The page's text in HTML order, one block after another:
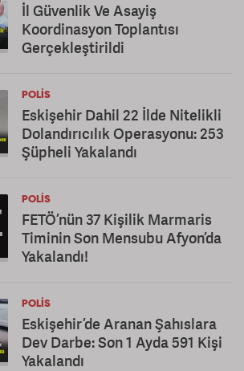
İl Güvenlik Ve Asayiş
Koordinasyon Toplantısı
Gerçekleştirildi
POLIS
Eskişehir Dahil 22 İlde Nitelikli
Dolandırıcılık Operasyonu: 253
Şüpheli Yakalandı
POLIS
FETÖ’nün 37 Kişilik Marmaris
Timinin Son Mensubu Afyon’da
Yakalandı!
POLIS
Eskişehir’de Aranan Şahıslara
Dev Darbe: Son 1 Ayda 591 Kişi
Yakalandı